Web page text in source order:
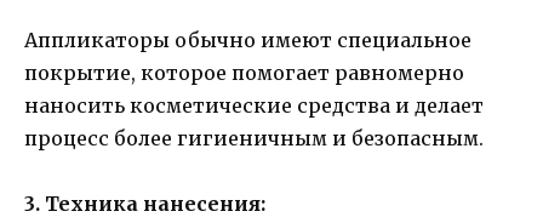
Аппликаторы обычно имеют специальное
покрытие, которое помогает равномерно
наносить косметические средства и делает
процесс более гигиеничным и безопасным.
3. Техника нанесения: